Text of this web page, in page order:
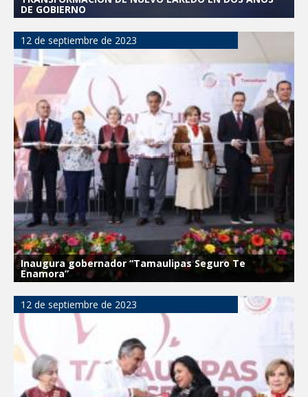
DE GOBIERNO
12 de septiembre de 2023
Inaugura gobernador “Tamaulipas Seguro Te
Enamora”
12 de septiembre de 2023